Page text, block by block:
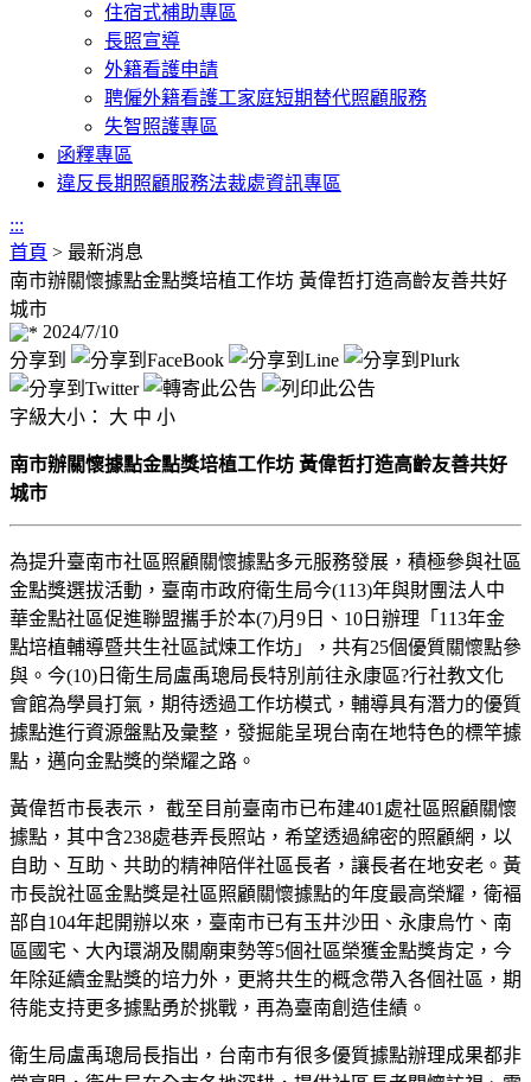
住宿式補助專區
長照宣導
外籍看護申請
聘僱外籍看護工家庭短期替代照顧服務
失智照護專區
函釋專區
違反長期照顧服務法裁處資訊專區
:::
首頁 > 最新消息
南市辦關懷據點金點獎培植工作坊 黃偉哲打造高齡友善共好
城市
2024/7/10
分享到
字級大小： 大 中 小
南市辦關懷據點金點獎培植工作坊 黃偉哲打造高齡友善共好
城市
為提升臺南市社區照顧關懷據點多元服務發展，積極參與社區
金點獎選拔活動，臺南市政府衛生局今(113)年與財團法人中
華金點社區促進聯盟攜手於本(7)月9日、10日辦理「113年金
點培植輔導暨共生社區試煉工作坊」，共有25個優質關懷點參
與。今(10)日衛生局盧禹璁局長特別前往永康區?行社教文化
會館為學員打氣，期待透過工作坊模式，輔導具有潛力的優質
據點進行資源盤點及彙整，發掘能呈現台南在地特色的標竿據
點，邁向金點獎的榮耀之路。
黃偉哲市長表示， 截至目前臺南市已布建401處社區照顧關懷
據點，其中含238處巷弄長照站，希望透過綿密的照顧網，以
自助、互助、共助的精神陪伴社區長者，讓長者在地安老。黃
市長說社區金點獎是社區照顧關懷據點的年度最高榮耀，衛褔
部自104年起開辦以來，臺南市已有玉井沙田、永康烏竹、南
區國宅、大內環湖及關廟東勢等5個社區榮獲金點獎肯定，今
年除延續金點獎的培力外，更將共生的概念帶入各個社區，期
待能支持更多據點勇於挑戰，再為臺南創造佳績。
衛生局盧禹璁局長指出，台南市有很多優質據點辦理成果都非